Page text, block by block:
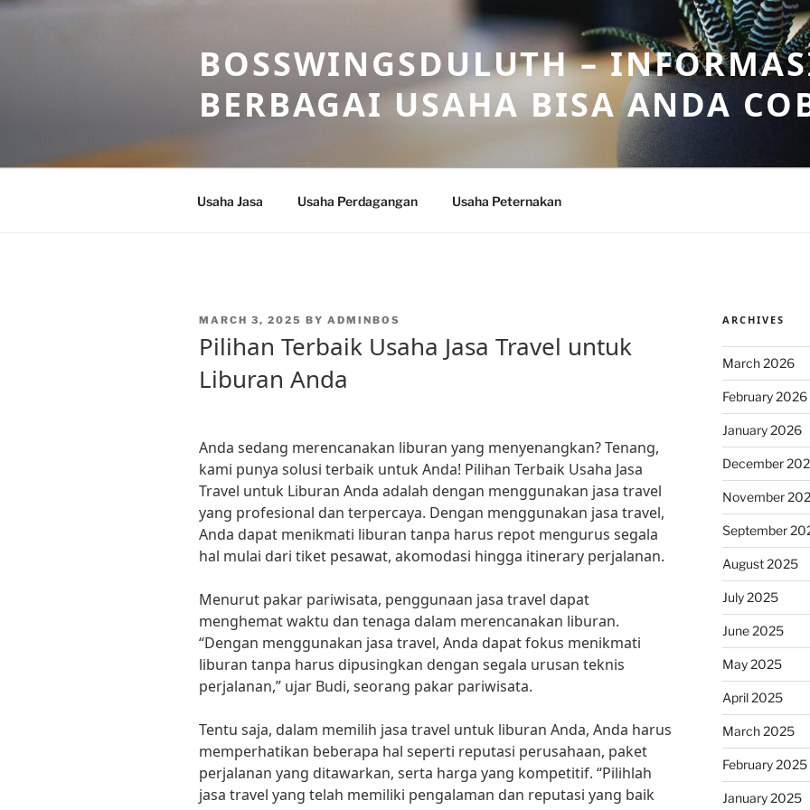
Skip
BOSSWINGSDULUTH –
BERBAGAI USAHA BISA ANDA
Usaha Jasa Usaha Perdagangan Usaha Peternakan
POSTED
MARCH 3, 2025 BY ADMINBOS
Pilihan Terbaik Usaha Jasa Travel untuk
Liburan Anda
Anda sedang merencanakan liburan yang menyenangkan? Tenang,
kami punya solusi terbaik untuk Anda! Pilihan Terbaik Usaha Jasa
Travel untuk Liburan Anda adalah dengan menggunakan jasa travel
yang profesional dan terpercaya. Dengan menggunakan jasa travel,
Anda dapat menikmati liburan tanpa harus repot mengurus segala
hal mulai dari tiket pesawat, akomodasi hingga itinerary perjalanan.
Menurut pakar pariwisata, penggunaan jasa travel dapat
menghemat waktu dan tenaga dalam merencanakan liburan.
“Dengan menggunakan jasa travel, Anda dapat fokus menikmati
liburan tanpa harus dipusingkan dengan segala urusan teknis
perjalanan,” ujar Budi, seorang pakar pariwisata.
Tentu saja, dalam memilih jasa travel untuk liburan Anda, Anda harus
memperhatikan beberapa hal seperti reputasi perusahaan, paket
perjalanan yang ditawarkan, serta harga yang kompetitif. “Pilihlah
jasa travel yang telah memiliki pengalaman dan reputasi yang baik
ARCHIVES
March 2026
February 2026
January 2026
December
November
September
August 2025
July 2025
June 2025
May 2025
April 2025
March 2025
February 2025
January 2025